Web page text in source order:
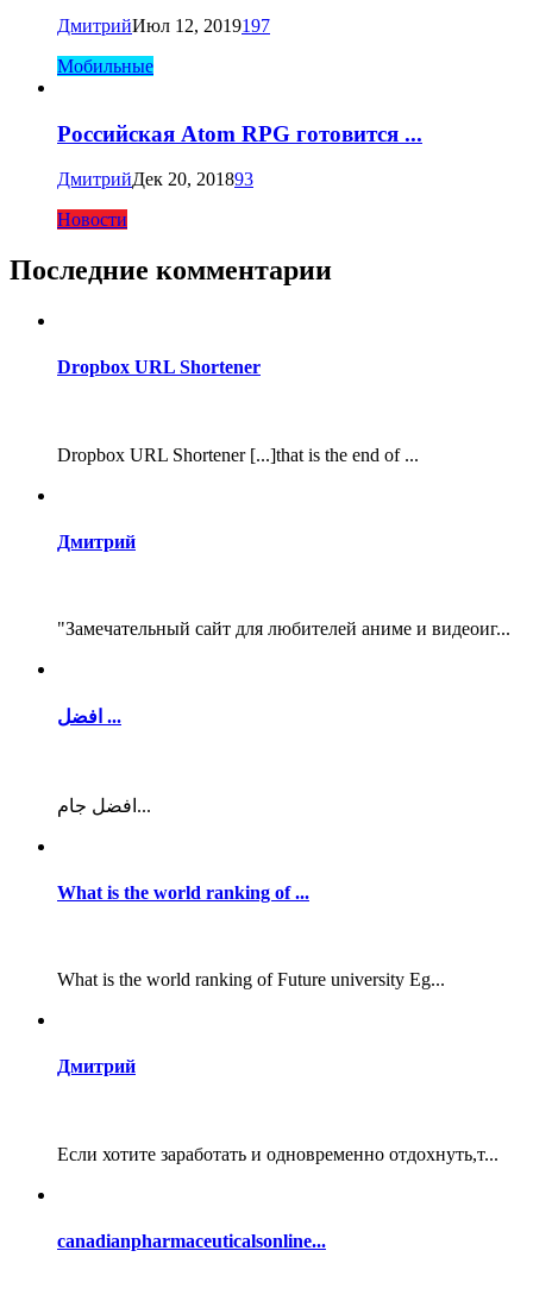
ДмитрийИюл 12, 2019197
Мобильные
Российская Atom RPG готовится ...
ДмитрийДек 20, 201893
Новости
Последние комментарии
Dropbox URL Shortener
Dropbox URL Shortener [...]that is the end of ...
Дмитрий
"Замечательный сайт для любителей аниме и видеоиг...
افضل ...
افضل جام...
What is the world ranking of ...
What is the world ranking of Future university Eg...
Дмитрий
Если хотите заработать и одновременно отдохнуть,т...
canadianpharmaceuticalsonline...